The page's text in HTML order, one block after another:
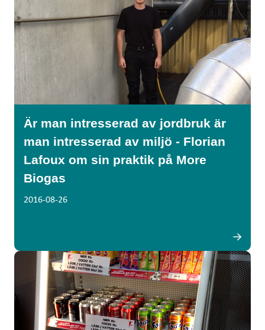
Är man intresserad av jordbruk är
man intresserad av miljö - Florian
Lafoux om sin praktik på More
Biogas
2016-08-26